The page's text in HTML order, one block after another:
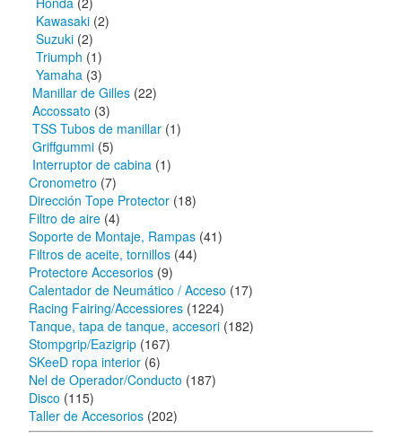
Kawasaki (2)
Suzuki (2)
Triumph (1)
Yamaha (3)
Manillar de Gilles (22)
Accossato (3)
TSS Tubos de manillar (1)
Griffgummi (5)
Interruptor de cabina (1)
Cronometro (7)
Dirección Tope Protector (18)
Filtro de aire (4)
Soporte de Montaje, Rampas (41)
Filtros de aceite, tornillos (44)
Protectore Accesorios (9)
Calentador de Neumático / Acceso (17)
Racing Fairing/Accessiores (1224)
Tanque, tapa de tanque, accesori (182)
Stompgrip/Eazigrip (167)
SKeeD ropa interior (6)
Nel de Operador/Conducto (187)
Disco (115)
Taller de Accesorios (202)